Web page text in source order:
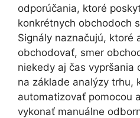
odporúčania, ktoré
konkrétnych obchodoch
Signály naznačujú, ktoré
obchodovať, smer
niekedy aj čas vypršania
na základe analýzy trhu,
automatizovať pomocou
vykonať manuálne